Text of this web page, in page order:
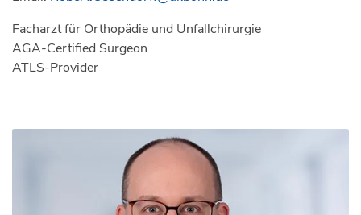
Facharzt für Orthopädie und Unfallchirurgie
AGA-Certified Surgeon
ATLS-Provider